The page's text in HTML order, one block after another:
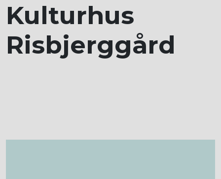
Kulturhus
Risbjerggård